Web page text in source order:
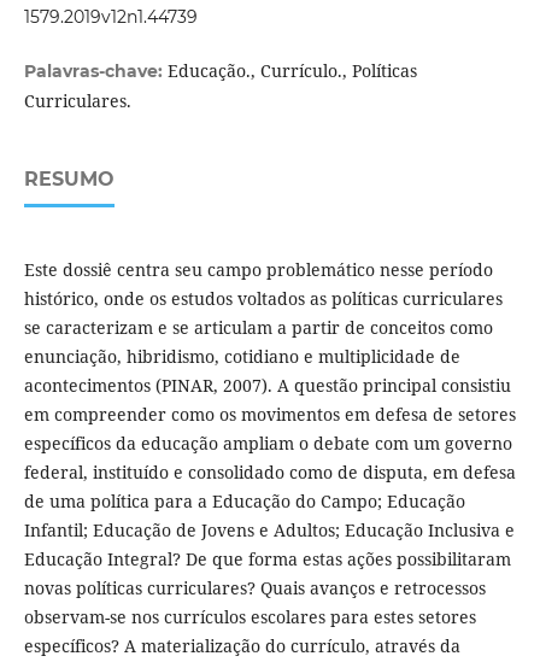
1579.2019v12n1.44739
Palavras-chave: Educação., Currículo., Políticas
Curriculares.
RESUMO
Este dossiê centra seu campo problemático nesse período
histórico, onde os estudos voltados as políticas curriculares
se caracterizam e se articulam a partir de conceitos como
enunciação, hibridismo, cotidiano e multiplicidade de
acontecimentos (PINAR, 2007). A questão principal consistiu
em compreender como os movimentos em defesa de setores
específicos da educação ampliam o debate com um governo
federal, instituído e consolidado como de disputa, em defesa
de uma política para a Educação do Campo; Educação
Infantil; Educação de Jovens e Adultos; Educação Inclusiva e
Educação Integral? De que forma estas ações possibilitaram
novas políticas curriculares? Quais avanços e retrocessos
observam-se nos currículos escolares para estes setores
específicos? A materialização do currículo, através da